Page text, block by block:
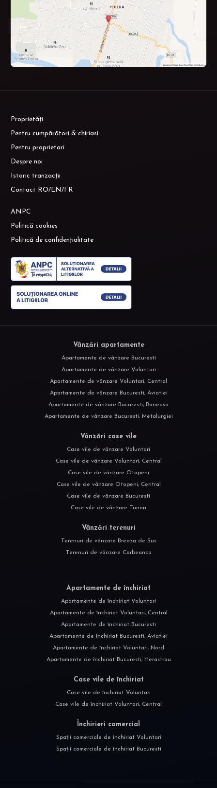
Proprietăți
Pentru cumpărători & chiriasi
Pentru proprietari
Despre noi
Istoric tranzacții
Contact RO/EN/FR
ANPC
Politică cookies
Politică de confidențialitate
Vânzări apartamente
Apartamente de vânzare Bucuresti
Apartamente de vânzare Voluntari
Apartamente de vânzare Voluntari, Central
Apartamente de vânzare Bucuresti, Aviatiei
Apartamente de vânzare Bucuresti, Baneasa
Apartamente de vânzare Bucuresti, Metalurgiei
Vânzări case vile
Case vile de vânzare Voluntari
Case vile de vânzare Voluntari, Central
Case vile de vânzare Otopeni
Case vile de vânzare Otopeni, Central
Case vile de vânzare Bucuresti
Case vile de vânzare Tunari
Vânzări terenuri
Terenuri de vânzare Breaza de Sus
Terenuri de vânzare Corbeanca
Apartamente de închiriat
Apartamente de închiriat Voluntari
Apartamente de închiriat Voluntari, Central
Apartamente de închiriat Bucuresti
Apartamente de închiriat Bucuresti, Aviatiei
Apartamente de închiriat Voluntari, Nord
Apartamente de închiriat Bucuresti, Herastrau
Case vile de închiriat
Case vile de închiriat Voluntari
Case vile de închiriat Voluntari, Central
Închirieri comercial
Spații comerciale de închiriat Voluntari
Spații comerciale de închiriat Bucuresti